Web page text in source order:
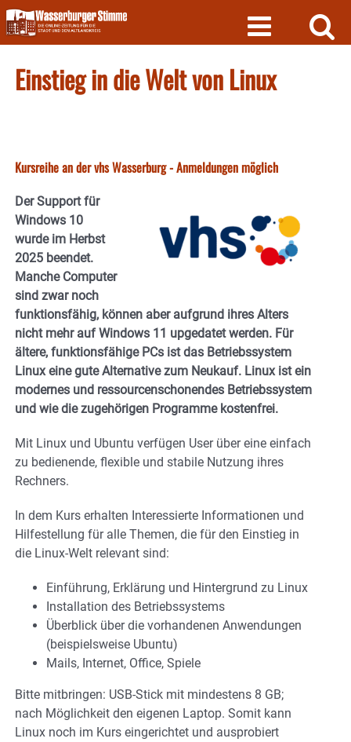
Skip
to
content
Einstieg in die Welt von Linux
Kursreihe an der vhs Wasserburg - Anmeldungen möglich
Der Support für
Windows 10
wurde im Herbst
2025 beendet.
Manche Computer
sind zwar noch
funktionsfähig, können aber aufgrund ihres Alters
nicht mehr auf Windows 11 upgedatet werden. Für
ältere, funktionsfähige PCs ist das Betriebssystem
Linux eine gute Alternative zum Neukauf. Linux ist ein
modernes und ressourcenschonendes Betriebssystem
und wie die zugehörigen Programme kostenfrei.
Mit Linux und Ubuntu verfügen User über eine einfach
zu bedienende, flexible und stabile Nutzung ihres
Rechners.
In dem Kurs erhalten Interessierte Informationen und
Hilfestellung für alle Themen, die für den Einstieg in
die Linux-Welt relevant sind:
Einführung, Erklärung und Hintergrund zu Linux
Installation des Betriebssystems
Überblick über die vorhandenen Anwendungen
(beispielsweise Ubuntu)
Mails, Internet, Office, Spiele
Bitte mitbringen: USB-Stick mit mindestens 8 GB;
nach Möglichkeit den eigenen Laptop. Somit kann
Linux noch im Kurs eingerichtet und ausprobiert